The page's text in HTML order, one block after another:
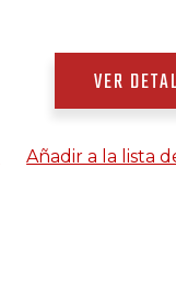
VER
Añadir a la lista